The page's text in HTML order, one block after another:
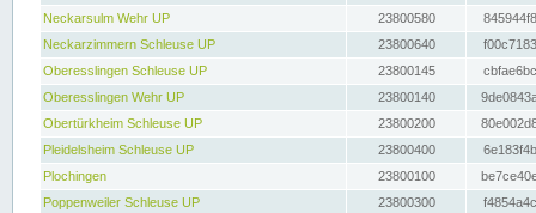
Neckarsulm Wehr UP
23800580
Neckarzimmern Schleuse UP
23800640
Oberesslingen Schleuse UP
23800145
Oberesslingen Wehr UP
23800140
Obertürkheim Schleuse UP
23800200
Pleidelsheim Schleuse UP
23800400
Plochingen
23800100
Poppenweiler Schleuse UP
23800300